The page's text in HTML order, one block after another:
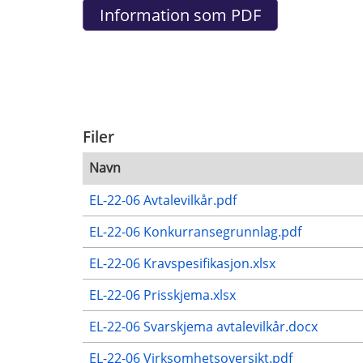
Filer
Navn
EL-22-06 Avtalevilkår.pdf
EL-22-06 Konkurransegrunnlag.pdf
EL-22-06 Kravspesifikasjon.xlsx
EL-22-06 Prisskjema.xlsx
EL-22-06 Svarskjema avtalevilkår.docx
EL-22-06 Virksomhetsoversikt.pdf